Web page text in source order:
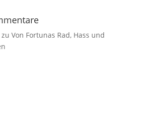
Von Fortunas Rad, Hass und